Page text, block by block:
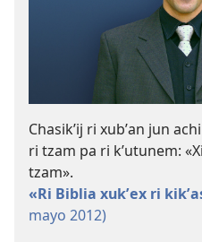
Chasikʼij ri xubʼan jun
ri tzam pa ri kʼutunem:
tzam».
«Ri Biblia xukʼex ri
mayo 2012)